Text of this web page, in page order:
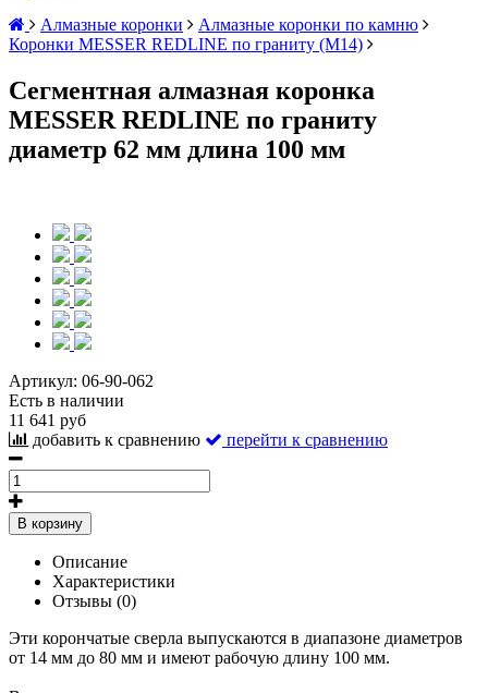
Алмазные коронки
Алмазные коронки по камню
Коронки MESSER REDLINE по граниту (М14)
Сегментная алмазная коронка
MESSER REDLINE по граниту
диаметр 62 мм длина 100 мм
Артикул: 06-90-062
Есть в наличии
11 641 руб
добавить к сравнению
перейти к сравнению
В корзину
Описание
Характеристики
Отзывы (0)
Эти корончатые сверла выпускаются в диапазоне диаметров
от 14 мм до 80 мм и имеют рабочую длину 100 мм.